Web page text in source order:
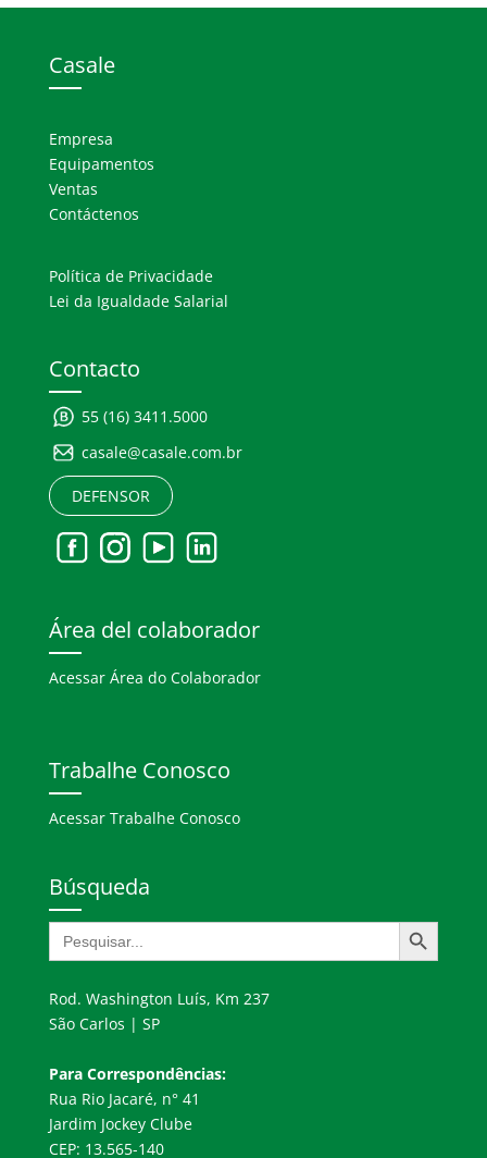
Casale
Empresa
Equipamentos
Ventas
Contáctenos
Política de Privacidade
Lei da Igualdade Salarial
Contacto
55 (16) 3411.5000
casale@casale.com.br
DEFENSOR
Área del colaborador
Acessar Área do Colaborador
Trabalhe Conosco
Acessar Trabalhe Conosco
Búsqueda
Buscar: Botón de búsqueda
Rod. Washington Luís, Km 237
São Carlos | SP
Para Correspondências:
Rua Rio Jacaré, n° 41
Jardim Jockey Clube
CEP: 13.565-140